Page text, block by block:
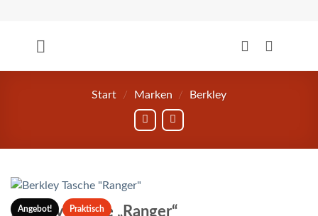
springen
Start / Marken / Berkley
Angebot! Praktisch
Berkley Tasche „Ranger“